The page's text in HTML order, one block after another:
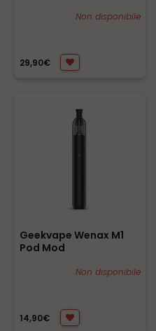
Non disponibile
29,90€
Geekvape Wenax M1
Pod Mod
Non disponibile
14,90€